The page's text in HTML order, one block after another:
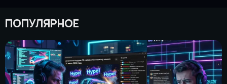
ПОПУЛЯРНОЕ